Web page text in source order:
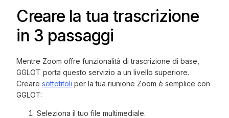
Creare la tua trascrizione
in 3 passaggi
Mentre Zoom offre funzionalità di trascrizione di base,
GGLOT porta questo servizio a un livello superiore.
Crearesottotitoli per la tua riunione Zoom è semplice con
GGLOT:
Seleziona il tuo file multimediale.